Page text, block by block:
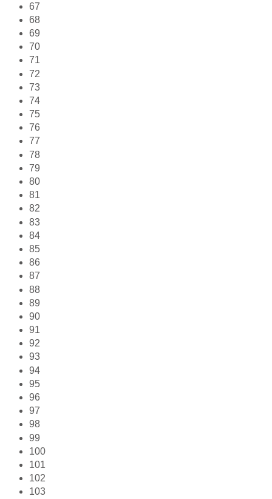
67
68
69
70
71
72
73
74
75
76
77
78
79
80
81
82
83
84
85
86
87
88
89
90
91
92
93
94
95
96
97
98
99
100
101
102
103